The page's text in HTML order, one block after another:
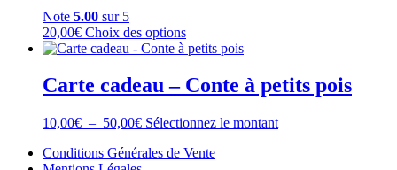
Note 5.00 sur 5
20,00€ Choix des optionsCe
produit
plusieurs
variations.
options
être
Carte cadeau – Conte à petits pois
10,00€ – 50,00€Plage
prix :
Sélectionnez le montantCe
Conditions Générales de Vente